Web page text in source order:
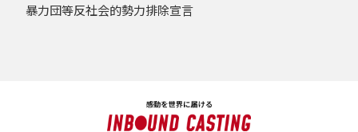
暴力団等反社会的勢力排除宣言